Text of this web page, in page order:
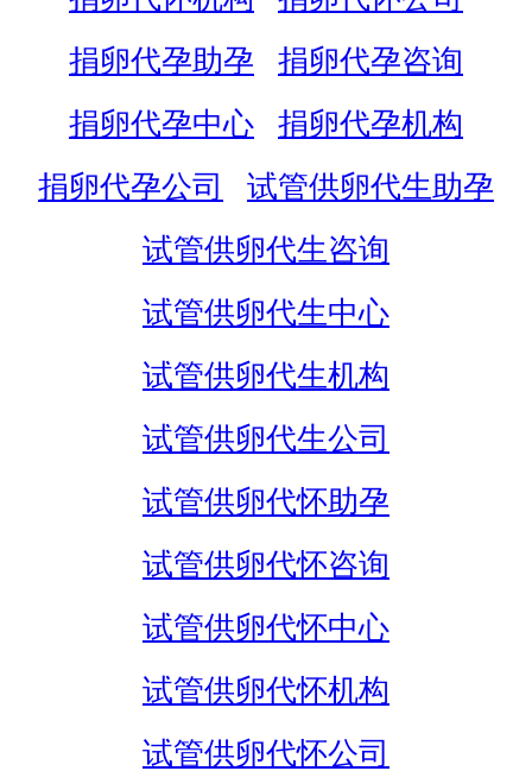
捐卵代孕助孕
捐卵代孕咨询
捐卵代孕中心
捐卵代孕机构
捐卵代孕公司
试管供卵代生助孕
试管供卵代生咨询
试管供卵代生中心
试管供卵代生机构
试管供卵代生公司
试管供卵代怀助孕
试管供卵代怀咨询
试管供卵代怀中心
试管供卵代怀机构
试管供卵代怀公司